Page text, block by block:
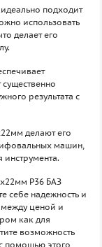
подходит
использовать
делает его
результата с
делают его
машин,
P36 БАЗ
себе надежность и
ценой и
как для
возможность
помощью этого